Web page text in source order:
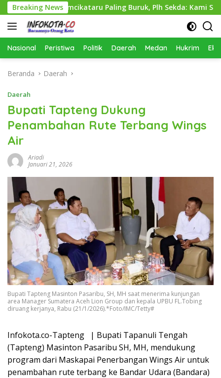
Langsung
ke
konten
Breaking News
Perkimcikataru Paling Buruk, Plh Sekda: Kami Sarankan
Nasional Peristiwa Politik Daerah Medan Hukrim
Beranda Daerah
Daerah
Bupati Tapteng Dukung
Penambahan Rute Terbang Wings
Air
Ariadi
Januari 21, 2026
Bupati Tapteng Masinton Pasaribu, SH, MH saat menerima kunjungan
area Manager Sumatera Aceh Lion Group dan kepala UPBU FL.Tobing
diruang kerjanya, Rabu (21/1/2026).*Foto/IMC/Tetty#
Infokota.co-Tapteng | Bupati Tapanuli Tengah
(Tapteng) Masinton Pasaribu SH, MH, mendukung
program dari Maskapai Penerbangan Wings Air untuk
penambahan rute terbang ke Bandar Udara (Bandara)